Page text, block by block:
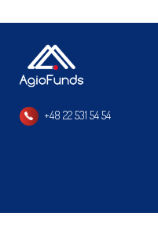
+48 22 531 54 54